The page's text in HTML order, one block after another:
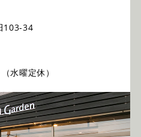
103-34
水曜定休）